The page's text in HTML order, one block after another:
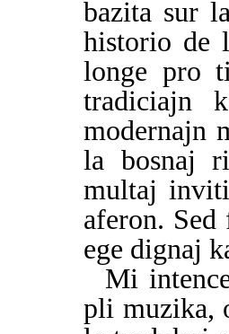
bazita sur
historio de
longe pro
tradiciajn
modernajn
la bosnaj
multaj
aferon.
ege dignaj
Mi
pli muzika,